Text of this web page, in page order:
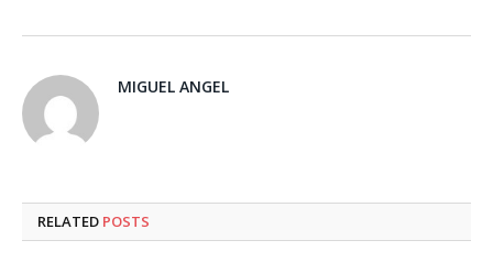
MIGUEL ANGEL
RELATED POSTS